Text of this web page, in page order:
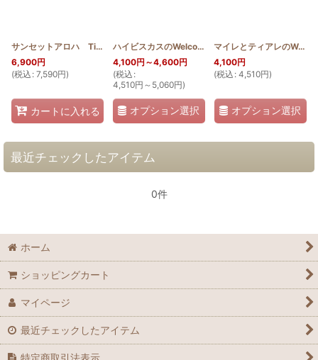
サンセットアロハ TinFabric 夕焼け [SunSetAloha_TinFabric]
6,900円
(税込 : 7,590円)
カートに入れる
ハイビスカスのWelcomeタペストリー [HQT40_HIB
4,100円 ～4,600円
(税込 :
4,510円 ～5,060円)
オプション選択
マイレとティアレのWeddingタペストリー
4,100円
(税込 : 4,510円)
オプション選択
最近チェックしたアイテム
0件
ホーム
ショッピングカート
マイページ
最近チェックしたアイテム
特定商取引法表示